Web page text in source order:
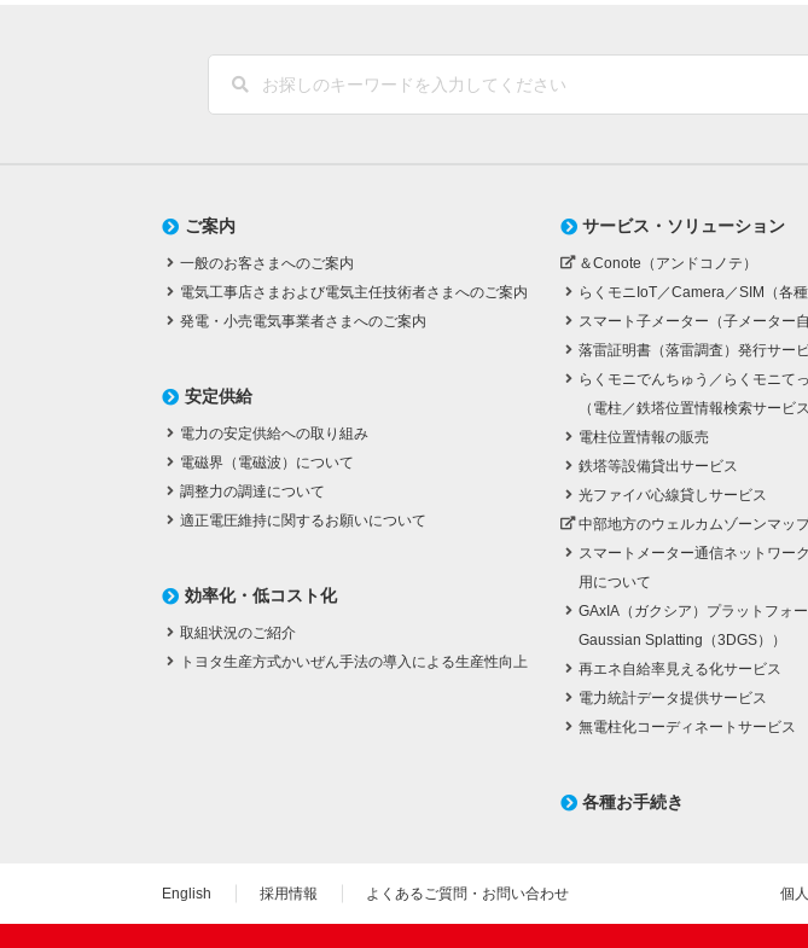
ご案内
一般のお客さまへのご案内
電気工事店さまおよび電気主任技術者さまへのご案内
発電・小売電気事業者さまへのご案内
安定供給
電力の安定供給への取り組み
電磁界（電磁波）について
調整力の調達について
適正電圧維持に関するお願いについて
効率化・低コスト化
取組状況のご紹介
トヨタ生産方式かいぜん手法の導入による生産性向上
サービス・ソリューション
＆Conote（アンドコノテ）
らくモニIoT／Camera／SIM（各種
スマート子メーター（子メーター
落雷証明書（落雷調査）発行サー
らくモニでんちゅう／らくモニて
（電柱／鉄塔位置情報検索サービス
電柱位置情報の販売
鉄塔等設備貸出サービス
光ファイバ心線貸しサービス
中部地方のウェルカムゾーンマッ
スマートメーター通信ネットワー
用について
GAxIA（ガクシア）プラットフォ
Gaussian Splatting（3DGS））
再エネ自給率見える化サービス
電力統計データ提供サービス
無電柱化コーディネートサービス
各種お手続き
English 採用情報 よくあるご質問・お問い合わせ 個